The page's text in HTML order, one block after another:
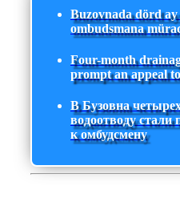
Buzovnada dörd
ombudsmana
Four-month
prompt an appeal
В Бузовна
водоотводу
к омбудсмену